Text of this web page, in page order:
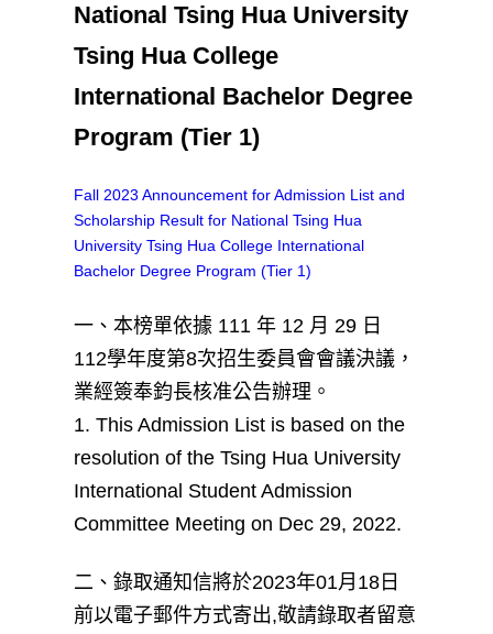
National Tsing Hua University
Tsing Hua College
International Bachelor Degree
Program (Tier 1)
Fall 2023 Announcement for Admission List and
Scholarship Result for National Tsing Hua
University Tsing Hua College International
Bachelor Degree Program (Tier 1)
一、本榜單依據 111 年 12 月 29 日
112學年度第8次招生委員會會議決議，
業經簽奉鈞長核准公告辦理。
1. This Admission List is based on the
resolution of the Tsing Hua University
International Student Admission
Committee Meeting on Dec 29, 2022.
二、錄取通知信將於2023年01月18日
前以電子郵件方式寄出,敬請錄取者留意